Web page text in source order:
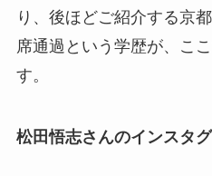
り、後ほどご紹介する京
席通過という学歴が、こ
す。
松田悟志さんのインスタ